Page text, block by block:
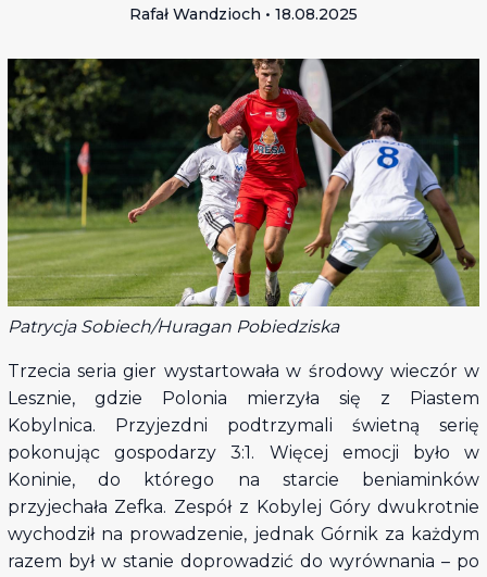
Rafał Wandzioch • 18.08.2025
Patrycja Sobiech/Huragan Pobiedziska
Trzecia seria gier wystartowała w środowy wieczór w
Lesznie, gdzie Polonia mierzyła się z Piastem
Kobylnica. Przyjezdni podtrzymali świetną serię
pokonując gospodarzy 3:1. Więcej emocji było w
Koninie, do którego na starcie beniaminków
przyjechała Zefka. Zespół z Kobylej Góry dwukrotnie
wychodził na prowadzenie, jednak Górnik za każdym
razem był w stanie doprowadzić do wyrównania – po